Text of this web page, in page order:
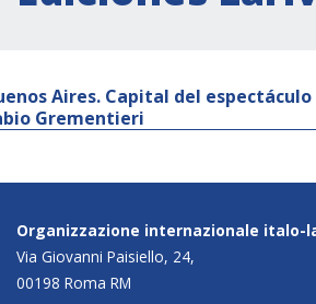
Aires. Capital del
Grementieri
Organizzazione internazionale italo-
Via Giovanni Paisiello, 24,
00198 Roma RM